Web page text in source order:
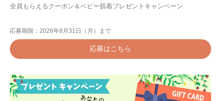
全員もらえるクーポン＆ベビー肌着プレゼントキャンペーン
応募期限：2026年8月31日（月）まで
応募はこちら